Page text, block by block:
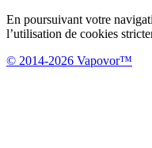
En poursuivant votre
l’utilisation de cookies
© 2014-2026 Vapovor™